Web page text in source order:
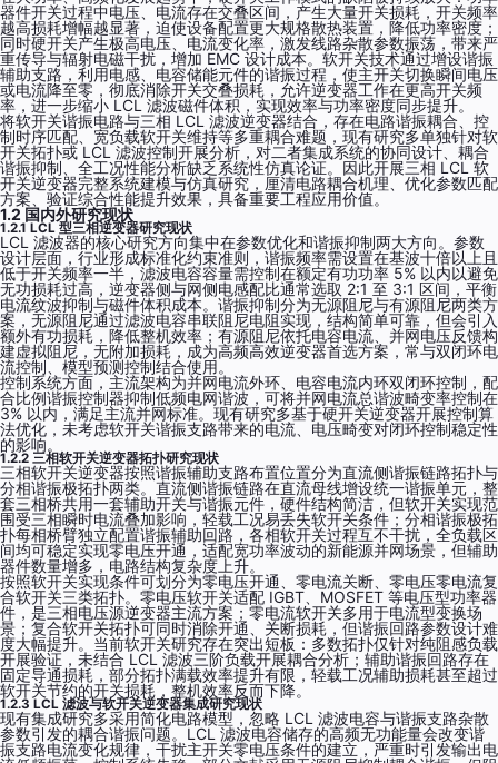
器件开关过程中电压、电流存在交叠区间，产生大量开关损耗，开关频率
越高损耗增幅越显著，迫使设备配置更大规格散热装置，降低功率密度；
同时硬开关产生极高电压、电流变化率，激发线路杂散参数振荡，带来严
重传导与辐射电磁干扰，增加 EMC 设计成本。软开关技术通过增设谐振
辅助支路，利用电感、电容储能元件的谐振过程，使主开关切换瞬间电压
或电流降至零，彻底消除开关交叠损耗，允许逆变器工作在更高开关频
率，进一步缩小 LCL 滤波磁件体积，实现效率与功率密度同步提升。
将软开关谐振电路与三相 LCL 滤波逆变器结合，存在电路谐振耦合、控
制时序匹配、宽负载软开关维持等多重耦合难题，现有研究多单独针对软
开关拓扑或 LCL 滤波控制开展分析，对二者集成系统的协同设计、耦合
谐振抑制、全工况性能分析缺乏系统性仿真论证。因此开展三相 LCL 软
开关逆变器完整系统建模与仿真研究，厘清电路耦合机理、优化参数匹配
方案、验证综合性能提升效果，具备重要工程应用价值。
1.2 国内外研究现状
1.2.1 LCL 型三相逆变器研究现状
LCL 滤波器的核心研究方向集中在参数优化和谐振抑制两大方向。参数
设计层面，行业形成标准化约束准则，谐振频率需设置在基波十倍以上且
低于开关频率一半，滤波电容容量需控制在额定有功功率 5% 以内以避免
无功损耗过高，逆变器侧与网侧电感配比通常选取 2:1 至 3:1 区间，平衡
电流纹波抑制与磁件体积成本。谐振抑制分为无源阻尼与有源阻尼两类方
案，无源阻尼通过滤波电容串联阻尼电阻实现，结构简单可靠，但会引入
额外有功损耗，降低整机效率；有源阻尼依托电容电流、并网电压反馈构
建虚拟阻尼，无附加损耗，成为高频高效逆变器首选方案，常与双闭环电
流控制、模型预测控制结合使用。
控制系统方面，主流架构为并网电流外环、电容电流内环双闭环控制，配
合比例谐振控制器抑制低频电网谐波，可将并网电流总谐波畸变率控制在
3% 以内，满足主流并网标准。现有研究多基于硬开关逆变器开展控制算
法优化，未考虑软开关谐振支路带来的电流、电压畸变对闭环控制稳定性
的影响。
1.2.2 三相软开关逆变器拓扑研究现状
三相软开关逆变器按照谐振辅助支路布置位置分为直流侧谐振链路拓扑与
分相谐振极拓扑两类。直流侧谐振链路在直流母线增设统一谐振单元，整
套三相桥共用一套辅助开关与谐振元件，硬件结构简洁，但软开关实现范
围受三相瞬时电流叠加影响，轻载工况易丢失软开关条件；分相谐振极拓
扑每相桥臂独立配置谐振辅助回路，各相软开关过程互不干扰，全负载区
间均可稳定实现零电压开通，适配宽功率波动的新能源并网场景，但辅助
器件数量增多，电路结构复杂度上升。
按照软开关实现条件可划分为零电压开通、零电流关断、零电压零电流复
合软开关三类拓扑。零电压软开关适配 IGBT、MOSFET 等电压型功率器
件，是三相电压源逆变器主流方案；零电流软开关多用于电流型变换场
景；复合软开关拓扑可同时消除开通、关断损耗，但谐振回路参数设计难
度大幅提升。当前软开关研究存在突出短板：多数拓扑仅针对纯阻感负载
开展验证，未结合 LCL 滤波三阶负载开展耦合分析；辅助谐振回路存在
固定导通损耗，部分拓扑满载效率提升有限，轻载工况辅助损耗甚至超过
软开关节约的开关损耗，整机效率反而下降。
1.2.3 LCL 滤波与软开关逆变器集成研究现状
现有集成研究多采用简化电路模型，忽略 LCL 滤波电容与谐振支路杂散
参数引发的耦合谐振问题。LCL 滤波电容储存的高频无功能量会改变谐
振支路电流变化规律，干扰主开关零电压条件的建立，严重时引发输出电